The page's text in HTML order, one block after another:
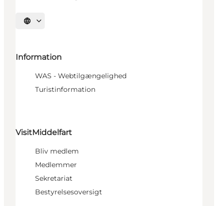
Vælg sprog
Information
WAS - Webtilgængelighed
Turistinformation
VisitMiddelfart
Bliv medlem
Medlemmer
Sekretariat
Bestyrelsesoversigt